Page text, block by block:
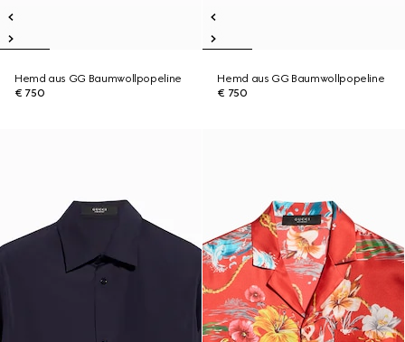
Hemd aus GG Baumwollpopeline
€ 750
Hemd aus GG Baumwollpopeline
€ 750